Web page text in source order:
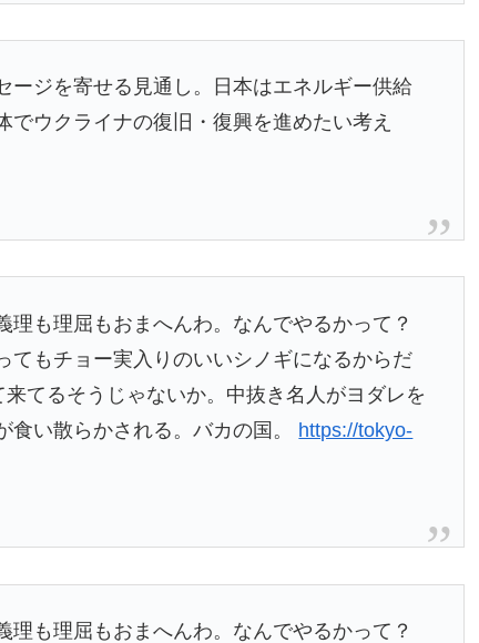
ジを寄せる見通し。日本はエネルギー供給
ウクライナの復旧・復興を進めたい考え
も理屈もおまへんわ。なんでやるかって？
てもチョー実入りのいいシノギになるからだ
てるそうじゃないか。中抜き名人がヨダレを
食い散らかされる。バカの国。 https://tokyo-
も理屈もおまへんわ。なんでやるかって？